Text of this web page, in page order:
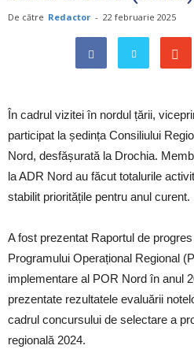
De către Redactor - 22 februarie 2025
În cadrul vizitei în nordul țării,
participat la ședința Consiliului
Nord, desfășurată la Drochia.
la ADR Nord au făcut totalurile
stabilit prioritățile pentru anul curent.
A fost prezentat Raportul de
Programului Operațional Regional
implementare al POR Nord în anul
prezentate rezultatele evaluării
cadrul concursului de selectare a
regională 2024.